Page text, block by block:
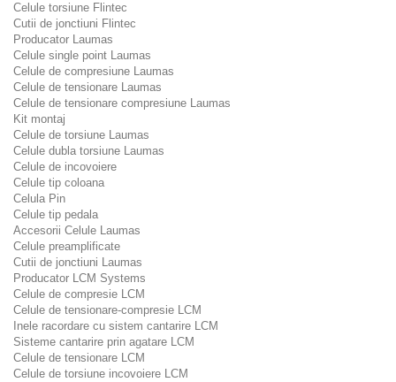
Celule torsiune Flintec
Cutii de jonctiuni Flintec
Producator Laumas
Celule single point Laumas
Celule de compresiune Laumas
Celule de tensionare Laumas
Celule de tensionare compresiune Laumas
Kit montaj
Celule de torsiune Laumas
Celule dubla torsiune Laumas
Celule de incovoiere
Celule tip coloana
Celula Pin
Celule tip pedala
Accesorii Celule Laumas
Celule preamplificate
Cutii de jonctiuni Laumas
Producator LCM Systems
Celule de compresie LCM
Celule de tensionare-compresie LCM
Inele racordare cu sistem cantarire LCM
Sisteme cantarire prin agatare LCM
Celule de tensionare LCM
Celule de torsiune incovoiere LCM